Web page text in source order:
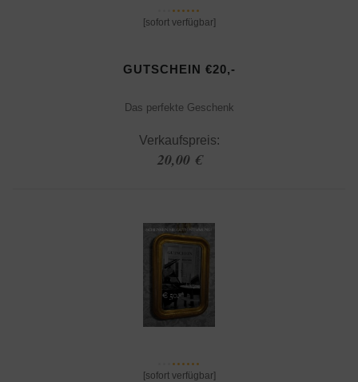
[sofort verfügbar]
GUTSCHEIN €20,-
Das perfekte Geschenk
Verkaufspreis:
20,00 €
[sofort verfügbar]